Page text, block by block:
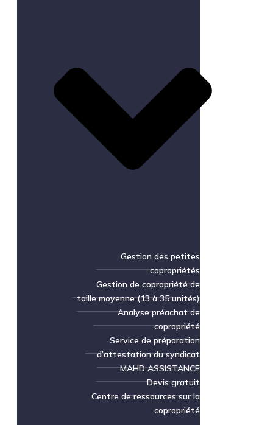
Gestion des petites
copropriétés
Gestion de copropriété de
taille moyenne (13 à 35 unités)
Analyse préachat de
copropriété
Service de préparation
d’attestation du syndicat
MAHD ASSISTANCE
Devis gratuit
Centre de ressources sur la
copropriété